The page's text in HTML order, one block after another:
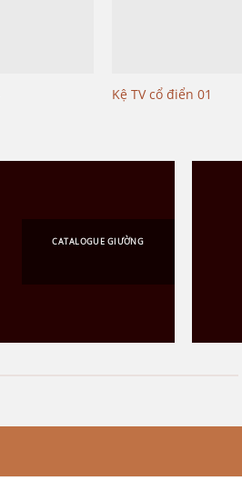
Kệ TV cổ điển 01
CATALOGUE GIƯỜNG